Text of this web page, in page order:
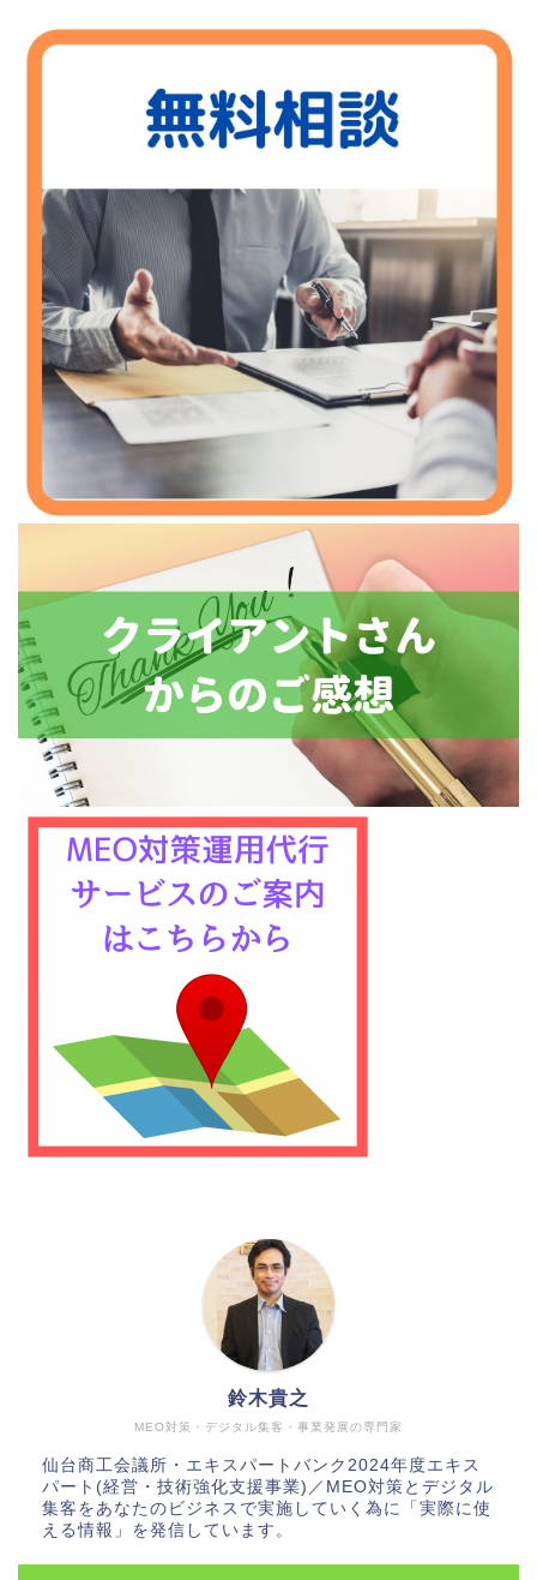
MEO対策・デジタル集客・事業発展の専門家
鈴木貴之
仙台商工会議所・エキスパートバンク2024年度エキス
パート(経営・技術強化支援事業)／MEO対策とデジタル
集客をあなたのビジネスで実施していく為に「実際に使
える情報」を発信しています。